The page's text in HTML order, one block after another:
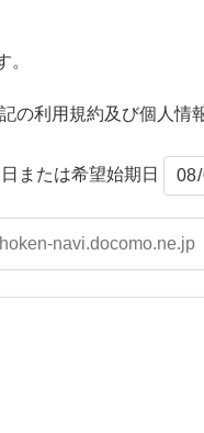
の利用規約及び個人情
または希望始期日